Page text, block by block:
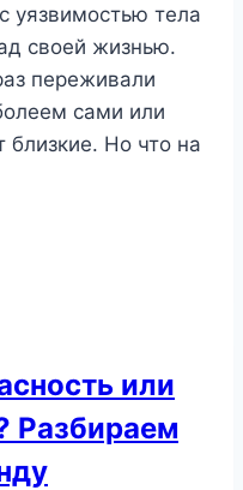
уязвимостью тела
своей жизнью.
переживали
сами или
близкие. Но что на
или
Разбираем